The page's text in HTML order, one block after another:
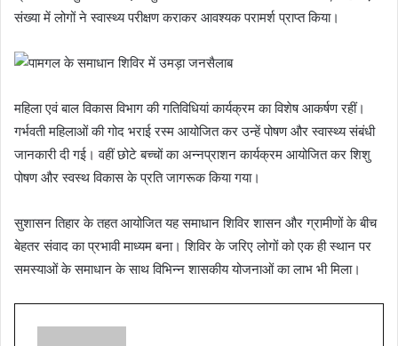
संख्या में लोगों ने स्वास्थ्य परीक्षण कराकर आवश्यक परामर्श प्राप्त किया।
महिला एवं बाल विकास विभाग की गतिविधियां कार्यक्रम का विशेष आकर्षण रहीं।
गर्भवती महिलाओं की गोद भराई रस्म आयोजित कर उन्हें पोषण और स्वास्थ्य संबंधी
जानकारी दी गई। वहीं छोटे बच्चों का अन्नप्राशन कार्यक्रम आयोजित कर शिशु
पोषण और स्वस्थ विकास के प्रति जागरूक किया गया।
सुशासन तिहार के तहत आयोजित यह समाधान शिविर शासन और ग्रामीणों के बीच
बेहतर संवाद का प्रभावी माध्यम बना। शिविर के जरिए लोगों को एक ही स्थान पर
समस्याओं के समाधान के साथ विभिन्न शासकीय योजनाओं का लाभ भी मिला।